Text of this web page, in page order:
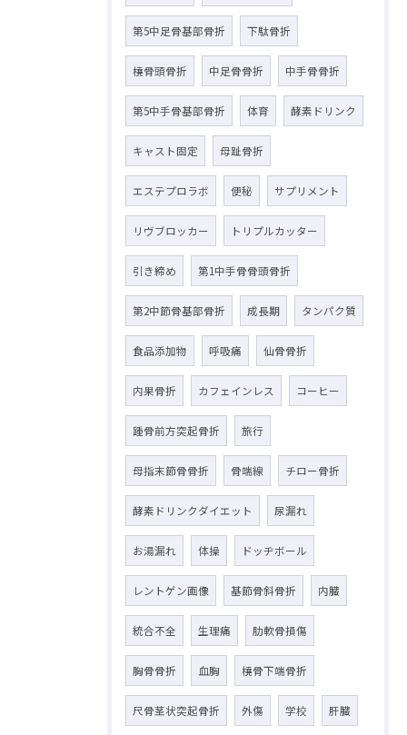
第5中足骨基部骨折 下駄骨折
橈骨頭骨折 中足骨骨折 中手骨骨折
第5中手骨基部骨折 体育 酵素ドリンク
キャスト固定 母趾骨折
エステプロラボ 便秘 サプリメント
リヴブロッカー トリプルカッター
引き締め 第1中手骨骨頭骨折
第2中節骨基部骨折 成長期 タンパク質
食品添加物 呼吸痛 仙骨骨折
内果骨折 カフェインレス コーヒー
踵骨前方突起骨折 旅行
母指末節骨骨折 骨端線 チロー骨折
酵素ドリンクダイエット 尿漏れ
お湯漏れ 体操 ドッヂボール
レントゲン画像 基節骨斜骨折 内臓
統合不全 生理痛 肋軟骨損傷
胸骨骨折 血胸 橈骨下端骨折
尺骨茎状突起骨折 外傷 学校 肝臓